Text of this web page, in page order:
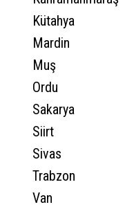
Kütahya
Mardin
Muş
Ordu
Sakarya
Siirt
Sivas
Trabzon
Van